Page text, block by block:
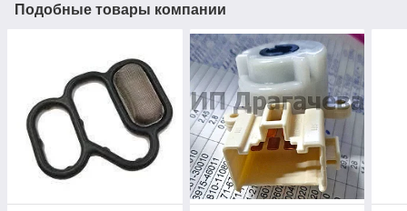
Подобные товары компании